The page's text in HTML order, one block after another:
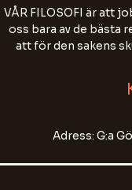
VÅR FILOSOFI är att
oss bara av de bästa
att för den sakens
Adress: G:a
Chatten
kundservice.
Email Address